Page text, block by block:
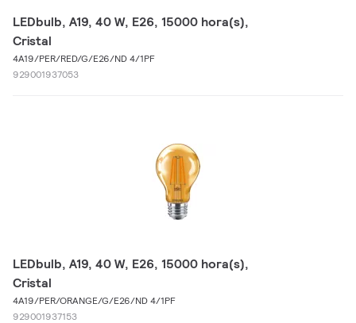
LEDbulb, A19, 40 W, E26, 15000 hora(s),
Cristal
4A19/PER/RED/G/E26/ND 4/1PF
929001937053
LEDbulb, A19, 40 W, E26, 15000 hora(s),
Cristal
4A19/PER/ORANGE/G/E26/ND 4/1PF
929001937153